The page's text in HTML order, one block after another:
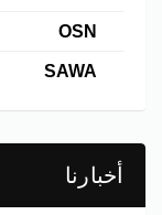
OSN
SAWA
أخبارنا